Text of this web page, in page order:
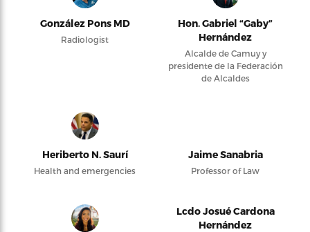
González Pons MD
Radiologist
Hon. Gabriel “Gaby”
Hernández
Alcalde de Camuy y
presidente de la Federación
de Alcaldes
Heriberto N. Saurí
Health and emergencies
Jaime Sanabria
Professor of Law
Lcdo Josué Cardona
Hernández